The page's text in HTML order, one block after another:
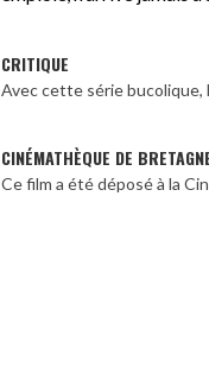
CRITIQUE
Avec cette série bucolique,
CINÉMATHÈQUE DE
Ce film a été déposé à la